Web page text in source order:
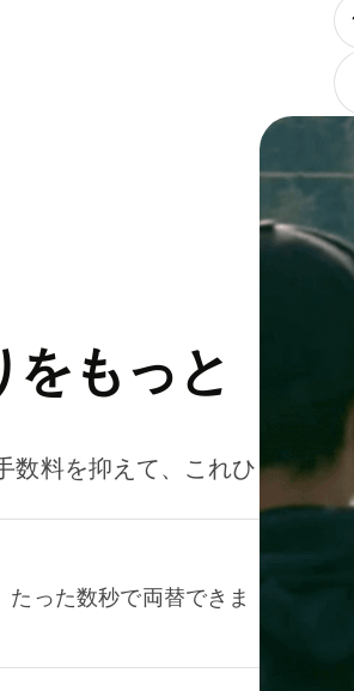
をもっと
数料を抑えて、これひ
った数秒で両替できま